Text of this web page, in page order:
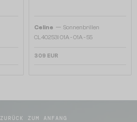
Celine — Sonnenbrillen
CL40253I 01A - 01A - 55
309 EUR
ZURÜCK ZUM ANFANG